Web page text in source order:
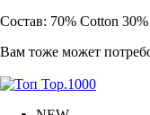
Состав: 70% Cotton
Вам тоже может